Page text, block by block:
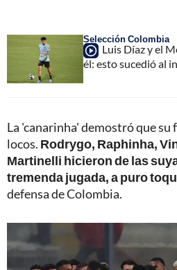
Selección Colombia
Luis Díaz y el
él: esto sucedió al
La 'canarinha' demostró que su
locos. Rodrygo, Raphinha,
Martinelli hicieron de las
tremenda jugada, a puro
defensa de Colombia.